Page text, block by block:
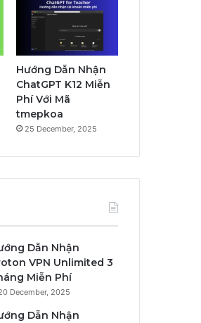
Hướng Dẫn Nhận
ChatGPT K12 Miễn
Phí Với Mã
tmepkoa
25 December, 2025
Dẫn Nhận
VPN Unlimited 3
Miễn Phí
December, 2025
Dẫn Nhận